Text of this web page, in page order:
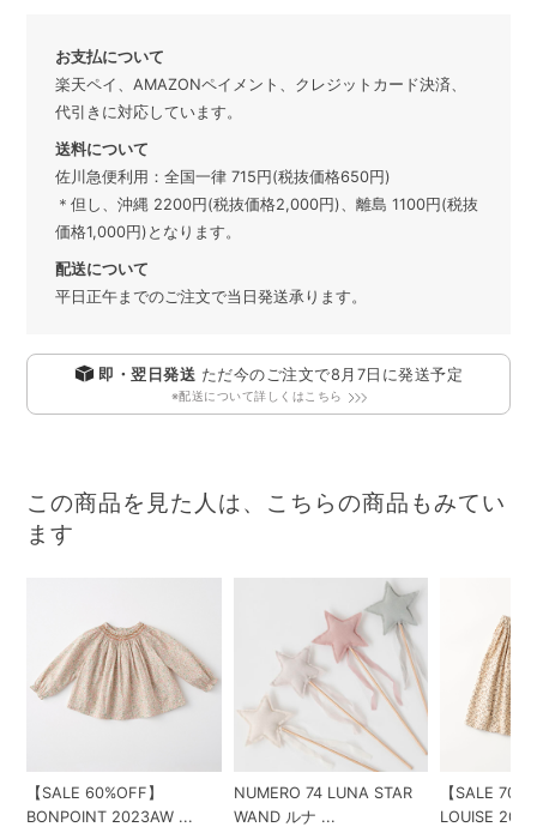
お支払について
楽天ペイ、AMAZONペイメント、クレジットカード決済、
代引きに対応しています。
送料について
佐川急便利用：全国一律 715円(税抜価格650円)
＊但し、沖縄 2200円(税抜価格2,000円)、離島 1100円(税抜
価格1,000円)となります。
配送について
平日正午までのご注文で当日発送承ります。
即・翌日発送 ただ今のご注文で8月7日 に発送予定
※配送について詳しくはこちら
この商品を見た人は、こちらの商品もみてい
ます
【SALE 60%OFF】
BONPOINT 2023AW ...
NUMERO 74 LUNA STAR
WAND ルナ ...
【SALE
LOUISE